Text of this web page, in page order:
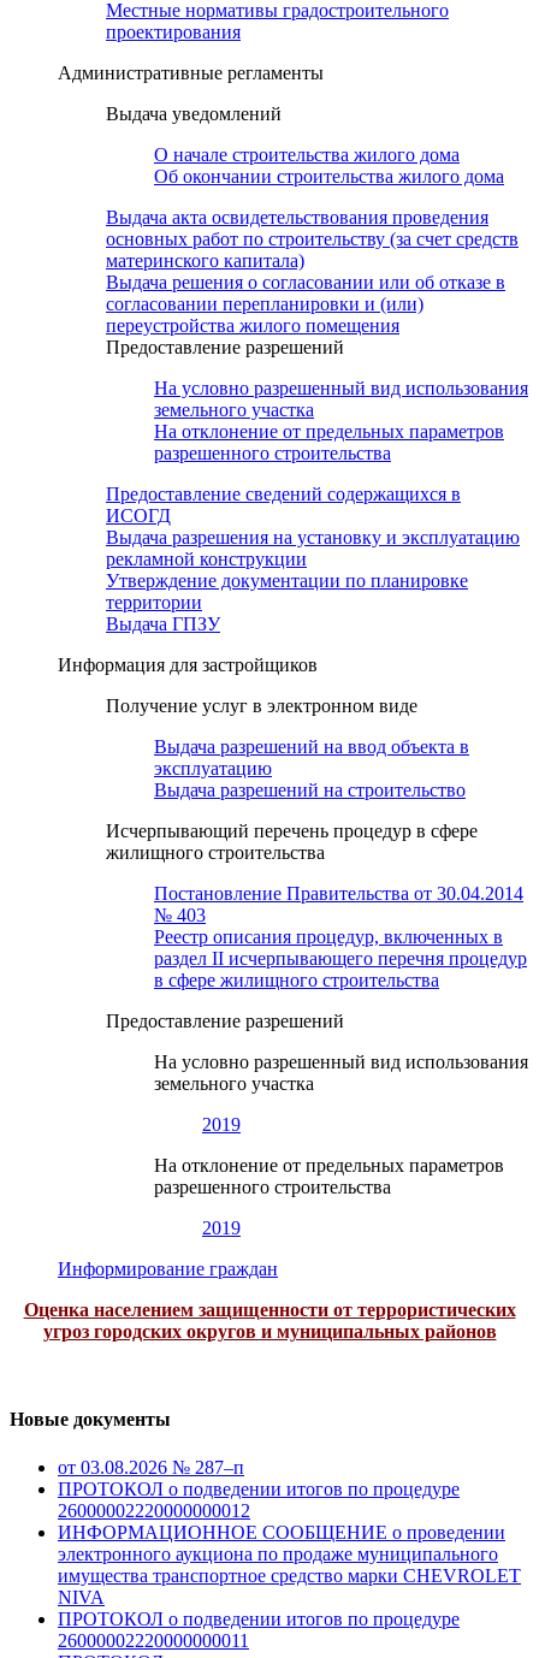
Местные нормативы градостроительного
проектирования
Административные регламенты
Выдача уведомлений
О начале строительства жилого дома
Об окончании строительства жилого дома
Выдача акта освидетельствования проведения
основных работ по строительству (за счет средств
материнского капитала)
Выдача решения о согласовании или об отказе в
согласовании перепланировки и (или)
переустройства жилого помещения
Предоставление разрешений
На условно разрешенный вид использования
земельного участка
На отклонение от предельных параметров
разрешенного строительства
Предоставление сведений содержащихся в
ИСОГД
Выдача разрешения на установку и эксплуатацию
рекламной конструкции
Утверждение документации по планировке
территории
Выдача ГПЗУ
Информация для застройщиков
Получение услуг в электронном виде
Выдача разрешений на ввод объекта в
эксплуатацию
Выдача разрешений на строительство
Исчерпывающий перечень процедур в сфере
жилищного строительства
Постановление Правительства от 30.04.2014
№ 403
Реестр описания процедур, включенных в
раздел II исчерпывающего перечня процедур
в сфере жилищного строительства
Предоставление разрешений
На условно разрешенный вид использования
земельного участка
2019
На отклонение от предельных параметров
разрешенного строительства
2019
Информирование граждан
Оценка населением защищенности от террористических
угроз городских округов и муниципальных районов
Новые документы
от 03.08.2026 № 287–п
ПРОТОКОЛ о подведении итогов по процедуре
26000002220000000012
ИНФОРМАЦИОННОЕ СООБЩЕНИЕ о проведении
электронного аукциона по продаже муниципального
имущества транспортное средство марки CHEVROLET
NIVA
ПРОТОКОЛ о подведении итогов по процедуре
26000002220000000011